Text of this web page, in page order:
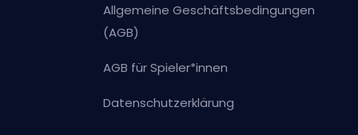
Allgemeine Geschäftsbedingungen
(AGB)
AGB für Spieler*innen
Datenschutzerklärung